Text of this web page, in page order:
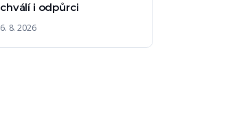
chválí i odpůrci
6. 8. 2026